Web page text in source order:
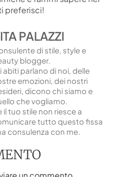
preferisci!
PALAZZI
di stile, style e
blogger.
abiti parlano di noi, delle
emozioni, dei nostri
dicono chi siamo e
che vogliamo.
il tuo stile non riesce a
tutto questo fissa
consulenza con me.